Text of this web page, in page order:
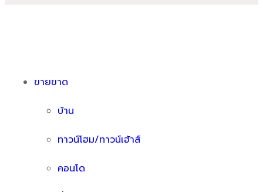
ขายขาด
บ้าน
ทาวน์โฮม/ทาวน์เฮ้าส์
คอนโด